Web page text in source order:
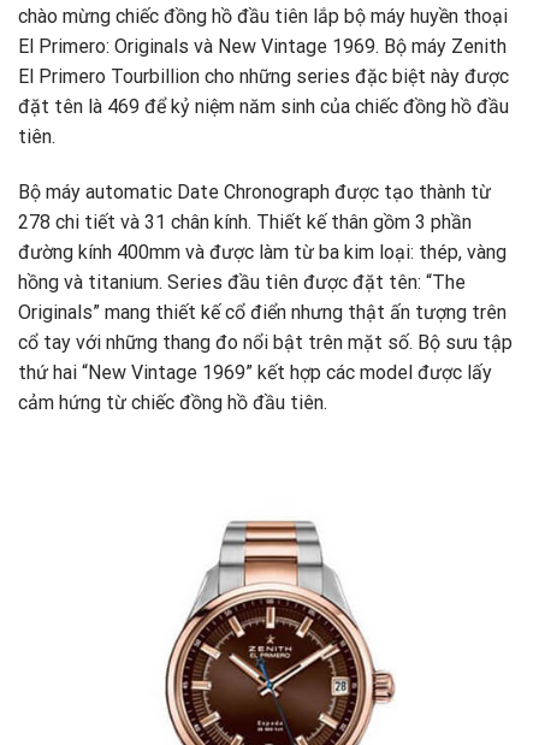
chào mừng chiếc đồng hồ đầu tiên lắp bộ máy huyền thoại
El Primero: Originals và New Vintage 1969. Bộ máy Zenith
El Primero Tourbillion cho những series đặc biệt này được
đặt tên là 469 để kỷ niệm năm sinh của chiếc đồng hồ đầu
tiên.
Bộ máy automatic Date Chronograph được tạo thành từ
278 chi tiết và 31 chân kính. Thiết kế thân gồm 3 phần
đường kính 400mm và được làm từ ba kim loại: thép, vàng
hồng và titanium. Series đầu tiên được đặt tên: “The
Originals” mang thiết kế cổ điển nhưng thật ấn tượng trên
cổ tay với những thang đo nổi bật trên mặt số. Bộ sưu tập
thứ hai “New Vintage 1969” kết hợp các model được lấy
cảm hứng từ chiếc đồng hồ đầu tiên.